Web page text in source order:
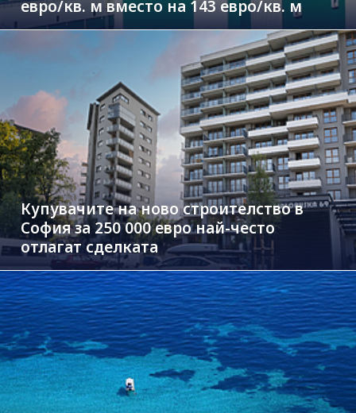
евро/кв. м вместо на 143 евро/кв. м
Купувачите на ново строителство в
София за 250 000 евро най-често
отлагат сделката